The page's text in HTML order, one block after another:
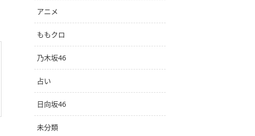
アニメ
ももクロ
乃木坂46
占い
日向坂46
未分類